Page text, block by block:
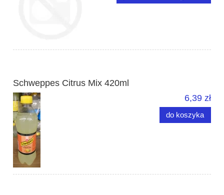
Schweppes Citrus Mix 420ml
6,39 zł
do koszyka